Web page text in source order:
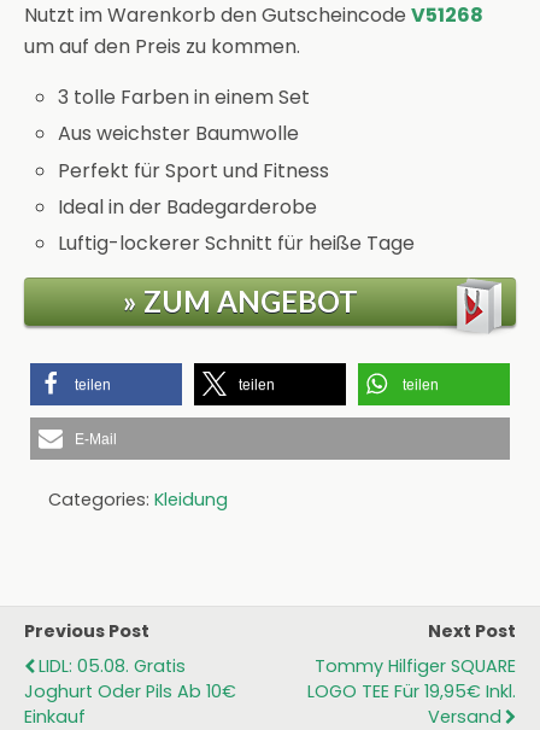
Nutzt im Warenkorb den Gutscheincode V51268
um auf den Preis zu kommen.
3 tolle Farben in einem Set
Aus weichster Baumwolle
Perfekt für Sport und Fitness
Ideal in der Badegarderobe
Luftig-lockerer Schnitt für heiße Tage
» ZUM ANGEBOT
teilen teilen teilen
E-Mail
Categories: Kleidung
Previous Post
LIDL: 05.08. Gratis
Joghurt Oder Pils Ab 10€
Einkauf
Next Post
Tommy Hilfiger SQUARE
LOGO TEE Für 19,95€ Inkl.
Versand